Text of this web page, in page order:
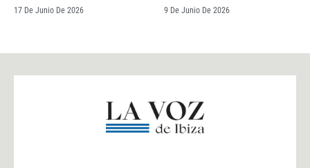
17 De Junio De 2026 9 De Junio De 2026